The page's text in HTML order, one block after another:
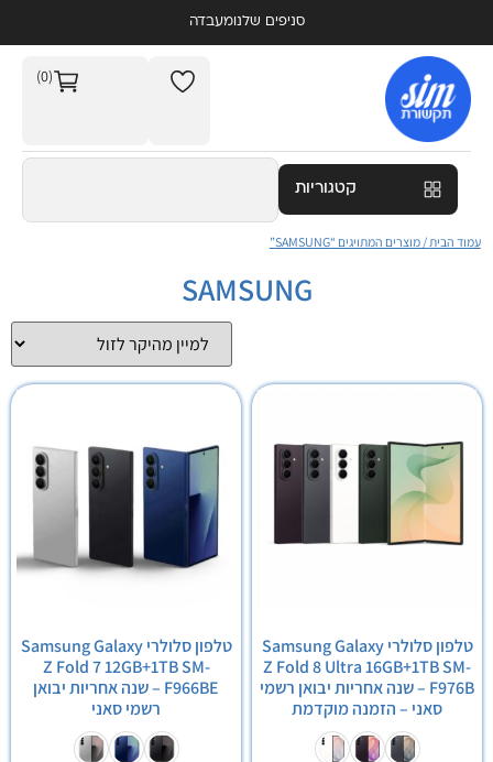
סניפים שלנומעבדה
(0)
קטגוריות
עמוד הבית / מוצרים המתויגים “SAMSUNG”
SAMSUNG
טלפון סלולרי Samsung Galaxy
Z Fold 8 Ultra 16GB+1TB SM-
F976B – שנה אחריות יבואן רשמי
סאני – הזמנה מוקדמת
טלפון סלולרי Samsung Galaxy
Z Fold 7 12GB+1TB SM-
F966BE – שנה אחריות יבואן
רשמי סאני